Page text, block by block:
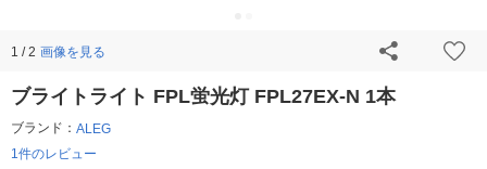
1 / 2 画像を見る
ブライトライト FPL蛍光灯 FPL27EX-N 1本
ブランド： ALEG
1件のレビュー